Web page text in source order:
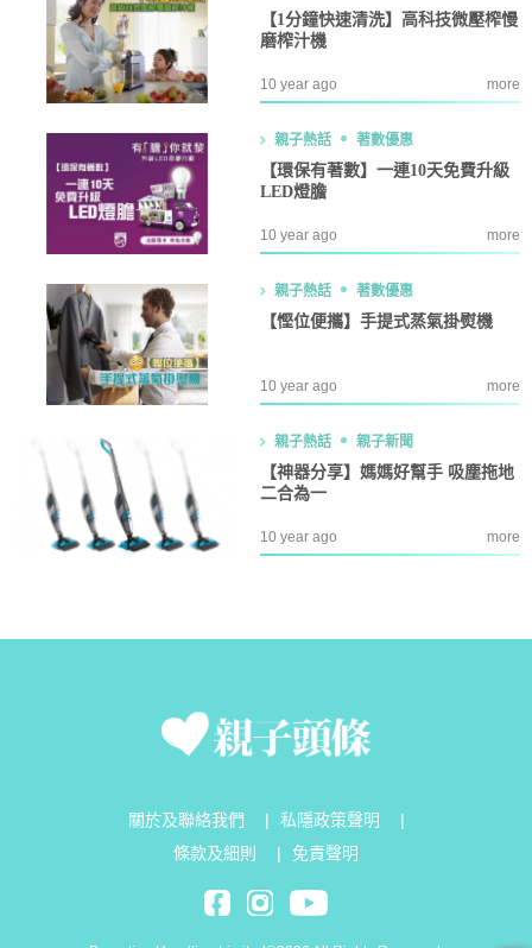
【1分鐘快速清洗】高科技微壓榨慢
磨榨汁機
10 year ago more
親子熱話 著數優惠
【環保有著數】一連10天免費升級
LED燈膽
10 year ago more
親子熱話 著數優惠
【慳位便攜】手提式蒸氣掛熨機
10 year ago more
親子熱話 親子新聞
【神器分享】媽媽好幫手 吸塵拖地
二合為一
10 year ago more
關於及聯絡我們 私隱政策聲明
條款及細則
免責聲明